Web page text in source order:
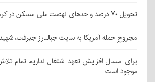
تحویل ۷۰ درصد واحدهای نهضت ملی مسکن در کرمان
مجروحِ حمله آمریکا به سایت جبالبارز جیرفت،
برای امسال افزایش تعهد اشتغال نداریم تمام
موجود است